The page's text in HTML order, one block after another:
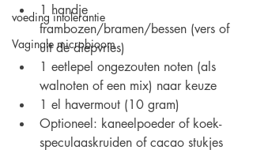
voeding intolerantie
Vaginale microbioom
1 handje
frambozen/bramen/bessen (vers of
uit de diepvries)
1 eetlepel ongezouten noten (als
walnoten of een mix) naar keuze
1 el havermout (10 gram)
Optioneel: kaneelpoeder of koek-
speculaaskruiden of cacao stukjes